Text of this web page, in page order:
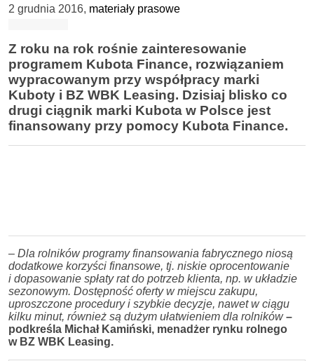
2 grudnia 2016, materiały prasowe
Z roku na rok rośnie zainteresowanie
programem Kubota Finance, rozwiązaniem
wypracowanym przy współpracy marki
Kuboty i BZ WBK Leasing. Dzisiaj blisko co
drugi ciągnik marki Kubota w Polsce jest
finansowany przy pomocy Kubota Finance.
– Dla rolników programy finansowania fabrycznego niosą
dodatkowe korzyści finansowe, tj. niskie oprocentowanie
i dopasowanie spłaty rat do potrzeb klienta, np. w układzie
sezonowym. Dostępność oferty w miejscu zakupu,
uproszczone procedury i szybkie decyzje, nawet w ciągu
kilku minut, również są dużym ułatwieniem dla rolników–
podkreśla Michał Kamiński, menadżer rynku rolnego
w BZ WBK Leasing.